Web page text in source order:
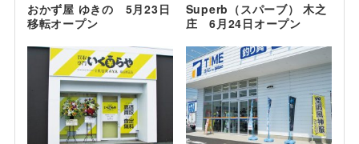
おかず屋 ゆきの 5月23日
移転オープン
Superb（スパーブ） 木之
庄 6月24日オープン